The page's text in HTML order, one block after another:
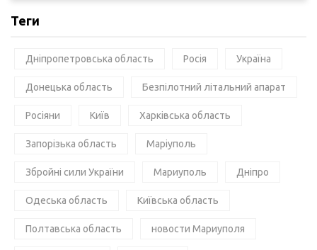
Теги
Дніпропетровська область Росія Україна
Донецька область Безпілотний літальний апарат
Росіяни Київ Харківська область
Запорізька область Маріуполь
Збройні сили України Мариуполь Дніпро
Одеська область Київська область
Полтавська область новости Мариуполя